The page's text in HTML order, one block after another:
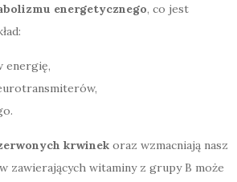
energetycznego, co jest
energię,
krwinek oraz wzmacniają nasz
zawierających witaminy z grupy B może